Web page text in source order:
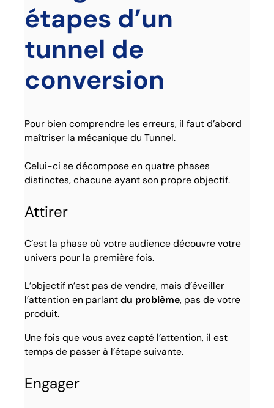
étapes d’un
tunnel de
conversion
Pour bien comprendre les erreurs, il faut d’abord
maîtriser la mécanique du Tunnel.
Celui-ci se décompose en quatre phases
distinctes, chacune ayant son propre objectif.
Attirer
C’est la phase où votre audience découvre votre
univers pour la première fois.
L’objectif n’est pas de vendre, mais d’éveiller
l’attention en parlantdu problème, pas de votre
produit.
Une fois que vous avez capté l’attention, il est
temps de passer à l’étape suivante.
Engager